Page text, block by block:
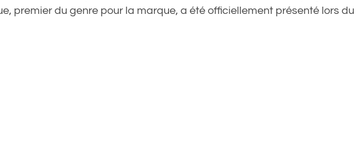
premier du genre pour la marque, a été officiellement présenté lors du